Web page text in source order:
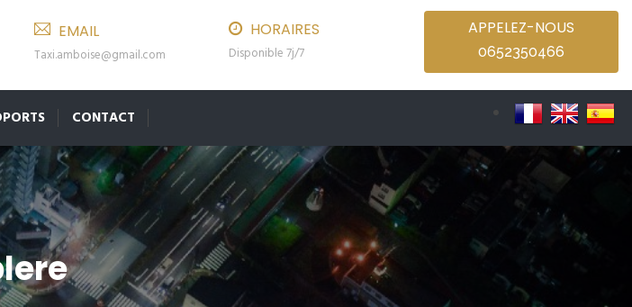
EMAIL
Taxi.amboise@gmail.com
HORAIRES
Disponible 7j/7
APPELEZ-NOUS
0652350466
CONTACT